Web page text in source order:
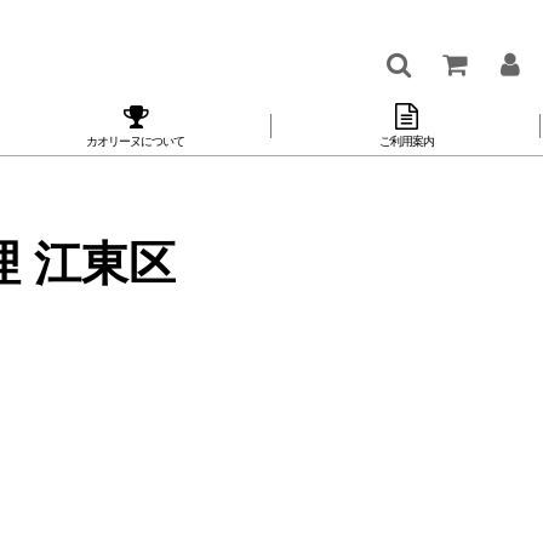
カオリーヌについて ご利用案内
江東区